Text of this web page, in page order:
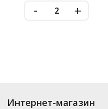
- +
Интернет-магазин